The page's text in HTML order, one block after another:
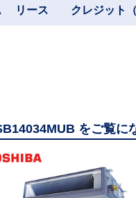
リース クレジット（
をご覧に